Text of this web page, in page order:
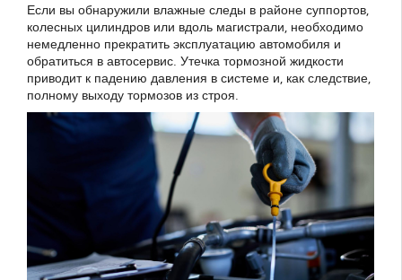
Если вы обнаружили влажные следы в районе суппортов,
колесных цилиндров или вдоль магистрали, необходимо
немедленно прекратить эксплуатацию автомобиля и
обратиться в автосервис. Утечка тормозной жидкости
приводит к падению давления в системе и, как следствие,
полному выходу тормозов из строя.